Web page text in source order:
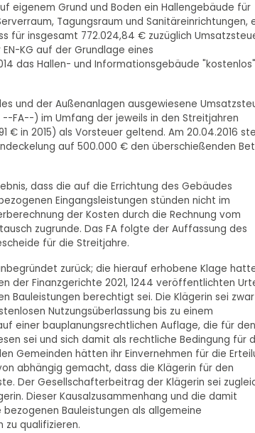
eigenem Grund und Boden ein Hallengebäude für
Tagungsraum und Sanitäreinrichtungen,
für insgesamt 772.024,84 € zuzüglich
KG auf der Grundlage eines
das Hallen- und Informationsgebäude
und der Außenanlagen ausgewiesene
FA--) im Umfang der jeweils in den Streitjahren
€ in 2015) als Vorsteuer geltend. Am 20.04.2016
auf 500.000 € den überschießenden
dass die auf die Errichtung des Gebäudes
Eingangsleistungen stünden nicht im
der Kosten durch die Rechnung vom
zugrunde. Das FA folgte der Auffassung des
für die Streitjahre.
zurück; die hierauf erhobene Klage
der Finanzgerichte 2021, 1244 veröffentlichten
Bauleistungen berechtigt sei. Die Klägerin sei zwar
Nutzungsüberlassung bis zu einem
einer bauplanungsrechtlichen Auflage, die für den
sei und sich damit als rechtliche Bedingung für
Gemeinden hätten ihr Einvernehmen für die
abhängig gemacht, dass die Klägerin für den
Der Gesellschafterbeitrag der Klägerin sei
Dieser Kausalzusammenhang und die damit
Bauleistungen als allgemeine
zu qualifizieren.